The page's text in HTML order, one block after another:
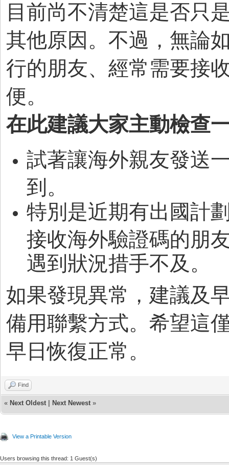
目前尚不清楚這是否只
其他原因。不過，無論
行的朋友、經常需要接
便。
在此建議大家主動檢查
試著讓海外親友發送
到。
特別是近期有出國計
接收海外驗證碼的朋
遇到狀況措手不及。
如果發現異常，建議及
備用聯繫方式。希望這
早日恢復正常。
Find
« Next Oldest Next Newest »
View a Printable Version
Users browsing this thread: 1 Guest(s)